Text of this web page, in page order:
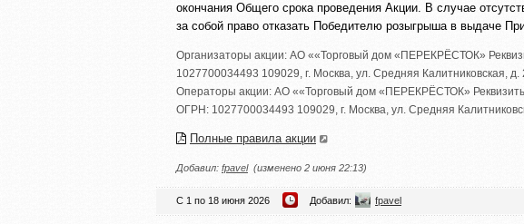
окончания Общего срока проведения Акции. В случае
за собой право отказать Победителю розыгрыша в выдаче
Организаторы акции: АО ««Торговый дом «ПЕРЕКРЁСТОК»
1027700034493 109029, г. Москва, ул. Средняя Калитниковская, д.
Операторы акции: АО ««Торговый дом «ПЕРЕКРЁСТОК»
ОГРН: 1027700034493 109029, г. Москва, ул. Средняя
Полные правила акции
Добавил: fpavel(изменено 2 июня 22:13)
С 1 по 18 июня 2026 Добавил: fpavel